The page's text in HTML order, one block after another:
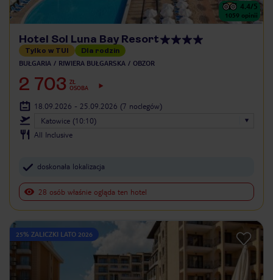
4.4/5
1059 opinii
Hotel Sol Luna Bay Resort
Tylko w TUI Dla rodzin
BUŁGARIA RIWIERA BUŁGARSKA OBZOR
2 703 ZŁ
OSOBA
18.09.2026 - 25.09.2026 (7 noclegów)
Katowice (10:10)
All Inclusive
doskonała lokalizacja
28 osób właśnie ogląda ten hotel
25% ZALICZKI LATO 2026